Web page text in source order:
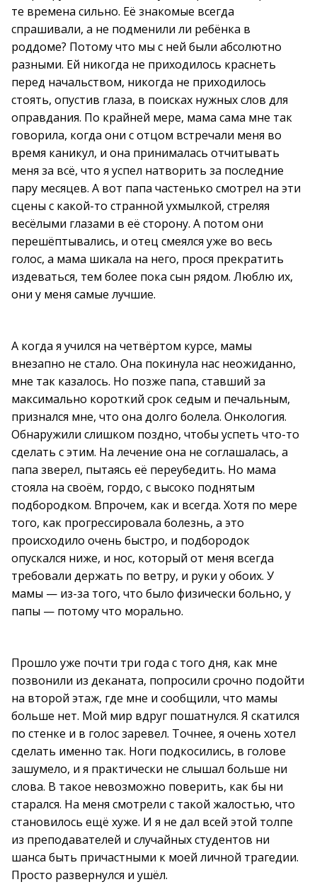
те времена сильно. Её знакомые всегда
спрашивали, а не подменили ли ребёнка в
роддоме? Потому что мы с ней были абсолютно
разными. Ей никогда не приходилось краснеть
перед начальством, никогда не приходилось
стоять, опустив глаза, в поисках нужных слов для
оправдания. По крайней мере, мама сама мне так
говорила, когда они с отцом встречали меня во
время каникул, и она принималась отчитывать
меня за всё, что я успел натворить за последние
пару месяцев. А вот папа частенько смотрел на эти
сцены с какой-то странной ухмылкой, стреляя
весёлыми глазами в её сторону. А потом они
перешёптывались, и отец смеялся уже во весь
голос, а мама шикала на него, прося прекратить
издеваться, тем более пока сын рядом. Люблю их,
они у меня самые лучшие.
А когда я учился на четвёртом курсе, мамы
внезапно не стало. Она покинула нас неожиданно,
мне так казалось. Но позже папа, ставший за
максимально короткий срок седым и печальным,
признался мне, что она долго болела. Онкология.
Обнаружили слишком поздно, чтобы успеть что-то
сделать с этим. На лечение она не соглашалась, а
папа зверел, пытаясь её переубедить. Но мама
стояла на своём, гордо, с высоко поднятым
подбородком. Впрочем, как и всегда. Хотя по мере
того, как прогрессировала болезнь, а это
происходило очень быстро, и подбородок
опускался ниже, и нос, который от меня всегда
требовали держать по ветру, и руки у обоих. У
мамы — из-за того, что было физически больно, у
папы — потому что морально.
Прошло уже почти три года с того дня, как мне
позвонили из деканата, попросили срочно подойти
на второй этаж, где мне и сообщили, что мамы
больше нет. Мой мир вдруг пошатнулся. Я скатился
по стенке и в голос заревел. Точнее, я очень хотел
сделать именно так. Ноги подкосились, в голове
зашумело, и я практически не слышал больше ни
слова. В такое невозможно поверить, как бы ни
старался. На меня смотрели с такой жалостью, что
становилось ещё хуже. И я не дал всей этой толпе
из преподавателей и случайных студентов ни
шанса быть причастными к моей личной трагедии.
Просто развернулся и ушёл.